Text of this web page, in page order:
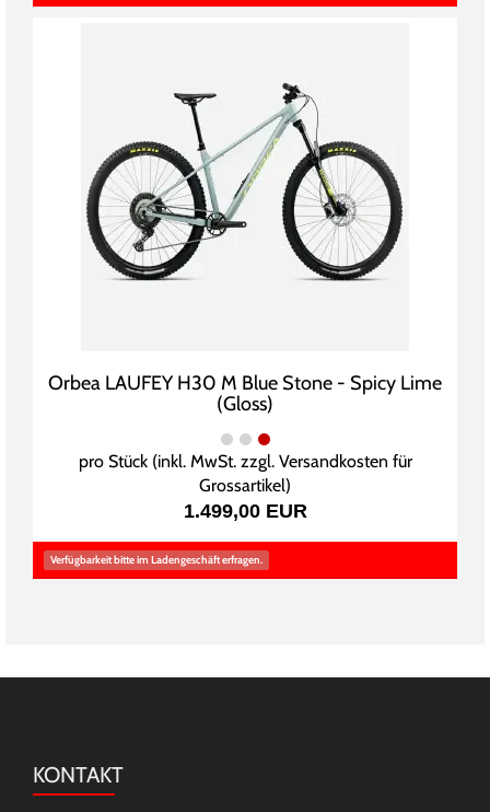
Orbea LAUFEY H30 M Blue Stone - Spicy Lime
(Gloss)
pro Stück (inkl. MwSt. zzgl. Versandkosten für
Grossartikel)
1.499,00 EUR
Verfügbarkeit bitte im Ladengeschäft erfragen.
KONTAKT